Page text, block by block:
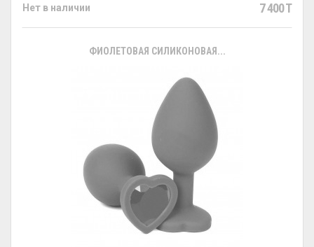
Нет в наличии 7 400 T
ФИОЛЕТОВАЯ СИЛИКОНОВАЯ...